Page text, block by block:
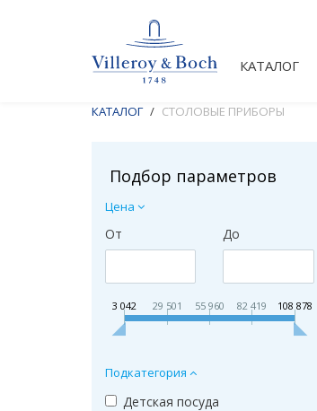
КАТАЛОГ
КАТАЛОГ СТОЛОВЫЕ ПРИБОРЫ
Подбор параметров
Цена
От До
3 042 29 501 55 960 82 419 108 878
Подкатегория
Детская посуда